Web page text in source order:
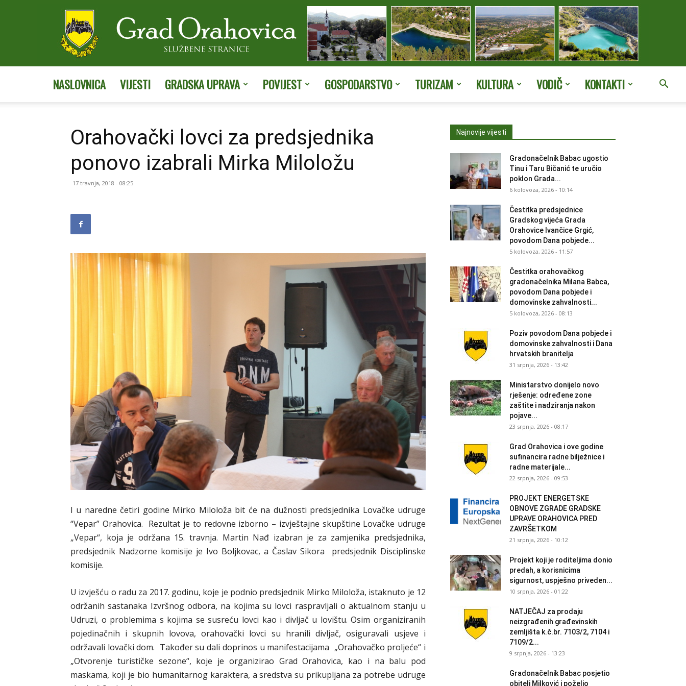
stranice
Orahovice
NASLOVNICA VIJESTI GRADSKA UPRAVA POVIJEST GOSPODARSTVO TURIZAM KULTURA VODIČ KONTAKTI
Orahovački lovci za predsjednika
ponovo izabrali Mirka Miloložu
17 travnja, 2018 - 08:25
I u naredne četiri godine Mirko Miloloža bit će na dužnosti predsjednika Lovačke udruge
“Vepar” Orahovica. Rezultat je to redovne izborno – izvještajne skupštine Lovačke udruge
„Vepar“, koja je održana 15. travnja. Martin Nađ izabran je za zamjenika predsjednika,
predsjednik Nadzorne komisije je Ivo Boljkovac, a Časlav Sikora predsjednik Disciplinske
komisije.
U izvješću o radu za 2017. godinu, koje je podnio predsjednik Mirko Miloloža, istaknuto je 12
održanih sastanaka Izvršnog odbora, na kojima su lovci raspravljali o aktualnom stanju u
Udruzi, o problemima s kojima se susreću lovci kao i divljač u lovištu. Osim organiziranih
pojedinačnih i skupnih lovova, orahovački lovci su hranili divljač, osiguravali usjeve i
održavali lovački dom. Također su dali doprinos u manifestacijama „Orahovačko proljeće“ i
„Otvorenje turističke sezone“, koje je organizirao Grad Orahovica, kao i na balu pod
maskama, koji je bio humanitarnog karaktera, a sredstva su prikupljana za potrebe udruge
Najnovije vijesti
Gradonačelnik Babac ugostio
Tinu i Taru Bičanić te uručio
poklon Grada...
6 kolovoza, 2026 - 10:14
Čestitka predsjednice
Gradskog vijeća Grada
Orahovice Ivančice Grgić,
povodom Dana pobjede...
5 kolovoza, 2026 - 11:57
Čestitka orahovačkog
gradonačelnika Milana Babca,
povodom Dana pobjede i
domovinske zahvalnosti...
5 kolovoza, 2026 - 08:13
Poziv povodom Dana pobjede i
domovinske zahvalnosti i Dana
hrvatskih branitelja
31 srpnja, 2026 - 13:42
Ministarstvo donijelo novo
rješenje: određene zone
zaštite i nadziranja nakon
pojave...
23 srpnja, 2026 - 08:17
Grad Orahovica i ove godine
sufinancira radne bilježnice i
radne materijale...
22 srpnja, 2026 - 09:53
PROJEKT ENERGETSKE
OBNOVE ZGRADE GRADSKE
UPRAVE ORAHOVICA PRED
ZAVRŠETKOM
21 srpnja, 2026 - 10:12
Projekt koji je roditeljima donio
predah, a korisnicima
sigurnost, uspješno priveden...
10 srpnja, 2026 - 01:22
NATJEČAJ za prodaju
neizgrađenih građevinskih
zemljišta k.č.br. 7103/2, 7104 i
7109/2...
9 srpnja, 2026 - 13:23
Gradonačelnik Babac posjetio
obitelj Milković i poželio